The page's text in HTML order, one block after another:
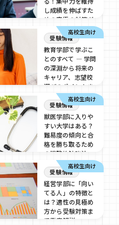
し成績を伸ばすた
めの究極の対策ガ
イド
2026/07/17
高校生向け
受験情報
教育学部で学ぶこ
とのすべて ― 学問
の深淵から将来の
キャリア、志望校
選びのポイントま
2026/07/17
高校生向け
受験情報
獣医学部に入りや
すい大学はある？
難易度の傾向と合
格を勝ち取るため
の戦略的勉強法
2026/07/16
高校生向け
受験情報
経営学部に「向い
てる人」の特徴と
は？適性の見極め
方から受験対策ま
で徹底解説